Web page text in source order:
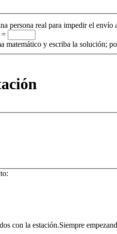
persona real para impedir el envío
=
matemático y escriba la solución;
con la estación.Siempre